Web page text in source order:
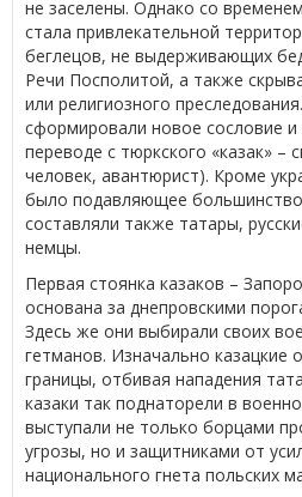
не заселены. Однако со
стала привлекательной
беглецов, не выдерживающих
Речи Посполитой, а также
или религиозного
сформировали новое сословие и
переводе с тюркского «казак» –
человек, авантюрист). Кроме
было подавляющее
составляли также татары,
немцы.
Первая стоянка казаков –
основана за днепровскими
Здесь же они выбирали своих
гетманов. Изначально
границы, отбивая нападения
казаки так поднаторели в
выступали не только борцами
угрозы, но и защитниками от
национального гнета польских